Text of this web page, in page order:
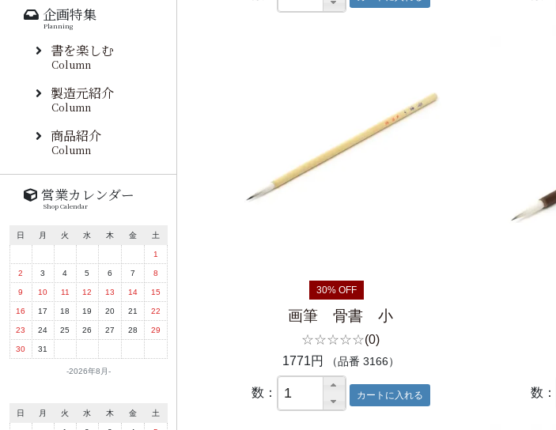
30% OFF
画筆 骨書 小
☆☆☆☆☆(0)
1771円
（品番 3166）
数： 数：
企画特集
Planning
書を楽しむ
Column
製造元紹介
Column
商品紹介
Column
営業カレンダー
Shop Calendar
2026年8月
日 月 火 水 木 金 土
1
2 3 4 5 6 7 8
9 10 11 12 13 14 15
16 17 18 19 20 21 22
23 24 25 26 27 28 29
30 31
日 月 火 水 木 金 土